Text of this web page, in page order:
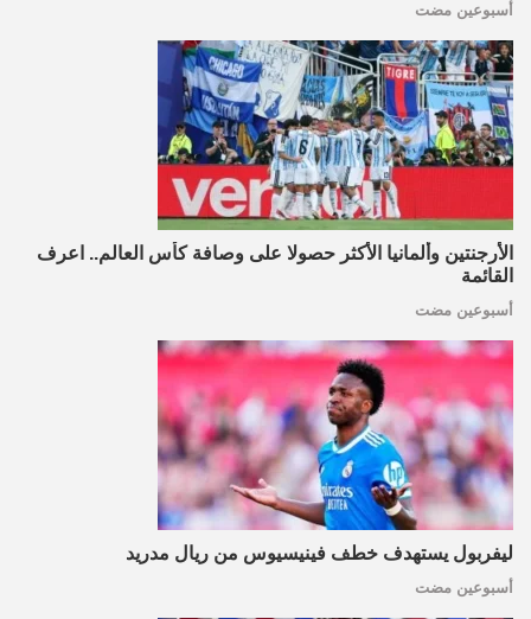
أسبوعين مضت
الأرجنتين وألمانيا الأكثر حصولا على وصافة كأس العالم.. اعرف
القائمة
أسبوعين مضت
ليفربول يستهدف خطف فينيسيوس من ريال مدريد
أسبوعين مضت